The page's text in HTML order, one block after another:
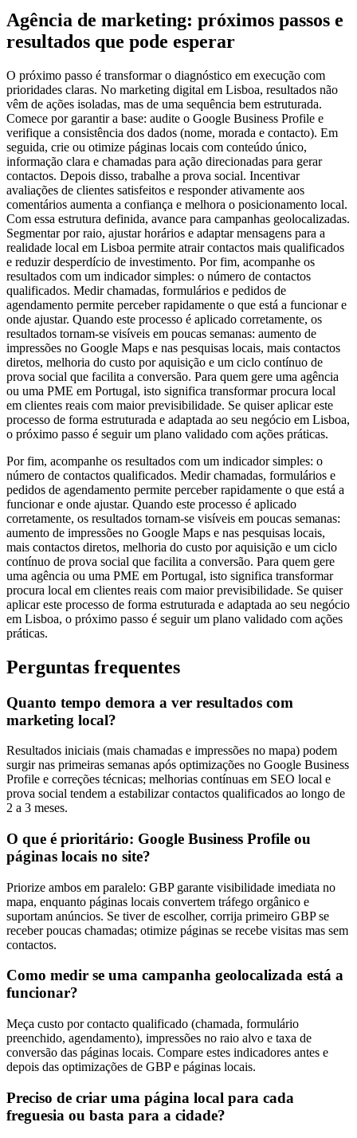
Agência de marketing: próximos passos e
resultados que pode esperar
O próximo passo é transformar o diagnóstico em execução com
prioridades claras. No marketing digital em Lisboa, resultados não
vêm de ações isoladas, mas de uma sequência bem estruturada.
Comece por garantir a base: audite o Google Business Profile e
verifique a consistência dos dados (nome, morada e contacto). Em
seguida, crie ou otimize páginas locais com conteúdo único,
informação clara e chamadas para ação direcionadas para gerar
contactos. Depois disso, trabalhe a prova social. Incentivar
avaliações de clientes satisfeitos e responder ativamente aos
comentários aumenta a confiança e melhora o posicionamento local.
Com essa estrutura definida, avance para campanhas geolocalizadas.
Segmentar por raio, ajustar horários e adaptar mensagens para a
realidade local em Lisboa permite atrair contactos mais qualificados
e reduzir desperdício de investimento. Por fim, acompanhe os
resultados com um indicador simples: o número de contactos
qualificados. Medir chamadas, formulários e pedidos de
agendamento permite perceber rapidamente o que está a funcionar e
onde ajustar. Quando este processo é aplicado corretamente, os
resultados tornam-se visíveis em poucas semanas: aumento de
impressões no Google Maps e nas pesquisas locais, mais contactos
diretos, melhoria do custo por aquisição e um ciclo contínuo de
prova social que facilita a conversão. Para quem gere uma agência
ou uma PME em Portugal, isto significa transformar procura local
em clientes reais com maior previsibilidade. Se quiser aplicar este
processo de forma estruturada e adaptada ao seu negócio em Lisboa,
o próximo passo é seguir um plano validado com ações práticas.
Por fim, acompanhe os resultados com um indicador simples: o
número de contactos qualificados. Medir chamadas, formulários e
pedidos de agendamento permite perceber rapidamente o que está a
funcionar e onde ajustar. Quando este processo é aplicado
corretamente, os resultados tornam-se visíveis em poucas semanas:
aumento de impressões no Google Maps e nas pesquisas locais,
mais contactos diretos, melhoria do custo por aquisição e um ciclo
contínuo de prova social que facilita a conversão. Para quem gere
uma agência ou uma PME em Portugal, isto significa transformar
procura local em clientes reais com maior previsibilidade. Se quiser
aplicar este processo de forma estruturada e adaptada ao seu negócio
em Lisboa, o próximo passo é seguir um plano validado com ações
práticas.
Perguntas frequentes
Quanto tempo demora a ver resultados com
marketing local?
Resultados iniciais (mais chamadas e impressões no mapa) podem
surgir nas primeiras semanas após optimizações no Google Business
Profile e correções técnicas; melhorias contínuas em SEO local e
prova social tendem a estabilizar contactos qualificados ao longo de
2 a 3 meses.
O que é prioritário: Google Business Profile ou
páginas locais no site?
Priorize ambos em paralelo: GBP garante visibilidade imediata no
mapa, enquanto páginas locais convertem tráfego orgânico e
suportam anúncios. Se tiver de escolher, corrija primeiro GBP se
receber poucas chamadas; otimize páginas se recebe visitas mas sem
contactos.
Como medir se uma campanha geolocalizada está a
funcionar?
Meça custo por contacto qualificado (chamada, formulário
preenchido, agendamento), impressões no raio alvo e taxa de
conversão das páginas locais. Compare estes indicadores antes e
depois das optimizações de GBP e páginas locais.
Preciso de criar uma página local para cada
freguesia ou basta para a cidade?